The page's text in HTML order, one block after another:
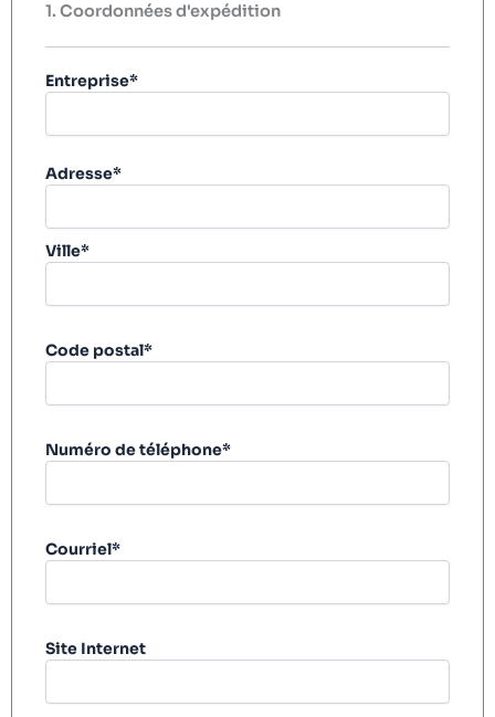
1. Coordonnées d'expédition
Entreprise*
Adresse*
Ville*
Code postal*
Numéro de téléphone*
Courriel*
Site Internet